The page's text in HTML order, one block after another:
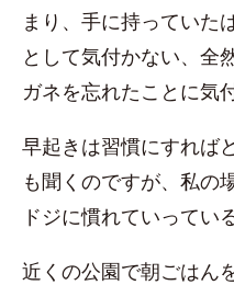
まり、手に持っていた
として気付かない、全
ガネを忘れたことに気
早起きは習慣にすれば
も聞くのですが、私の
ドジに慣れていってい
近くの公園で朝ごはん